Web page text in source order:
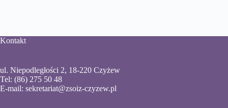
Kontakt
ul. Niepodległości 2, 18-220 Czyżew
Tel: (86) 275 50 48
E-mail: sekretariat@zsoiz-czyzew.pl